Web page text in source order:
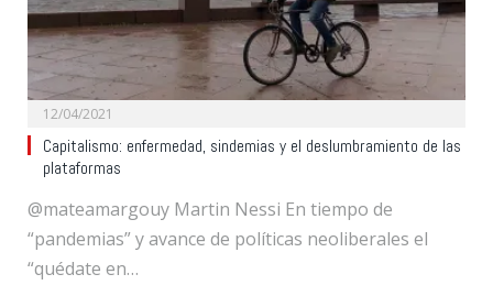
12/04/2021
Capitalismo: enfermedad, sindemias y el deslumbramiento de las
plataformas
@mateamargouy Martin Nessi En tiempo de
“pandemias” y avance de políticas neoliberales el
“quédate en…